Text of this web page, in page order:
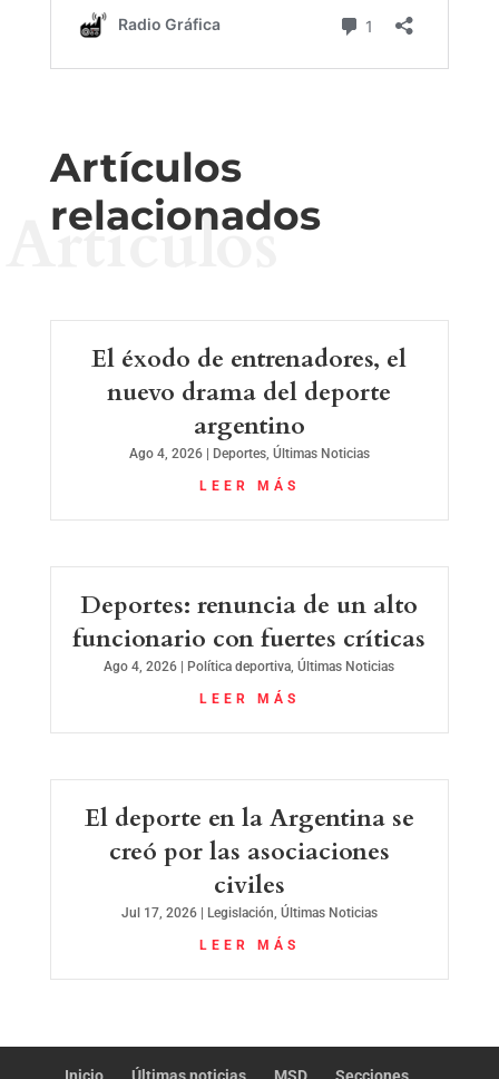
Artículos
relacionados
Artículos
El éxodo de entrenadores, el
nuevo drama del deporte
argentino
Ago 4, 2026| Deportes, Últimas Noticias
LEER MÁS
Deportes: renuncia de un alto
funcionario con fuertes críticas
Ago 4, 2026 Política deportiva,Últimas Noticias
LEER MÁS
El deporte en la Argentina se
creó por las asociaciones
civiles
Jul 17, 2026| Legislación, Últimas Noticias
LEER MÁS